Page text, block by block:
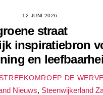
12 JUNI 2026
straat
inspiratiebron
en
DE
Nieuws, Steenwijkerland